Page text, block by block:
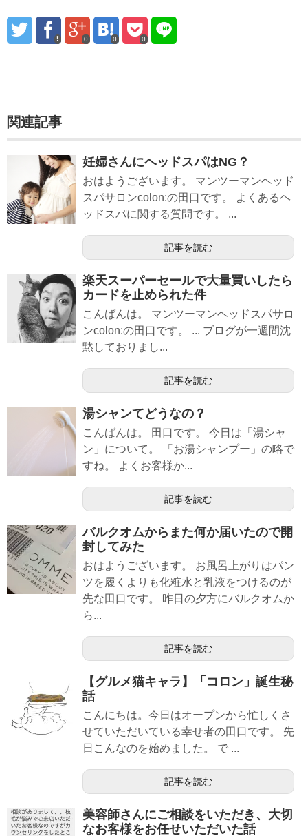
0 0 0
関連記事
妊婦さんにヘッドスパはNG？
おはようございます。 マンツーマンヘッド
スパサロンcolon:の田口です。 よくあるヘ
ッドスパに関する質問です。 ...
記事を読む
楽天スーパーセールで大量買いしたら
カードを止められた件
こんばんは。 マンツーマンヘッドスパサロ
ンcolon:の田口です。 ... ブログが一週間沈
黙しておりまし...
記事を読む
湯シャンてどうなの？
こんばんは。 田口です。 今日は「湯シャ
ン」について。 「お湯シャンプー」の略で
すね。 よくお客様か...
記事を読む
バルクオムからまた何か届いたので開
封してみた
おはようございます。 お風呂上がりはパン
ツを履くよりも化粧水と乳液をつけるのが
先な田口です。 昨日の夕方にバルクオムか
ら...
記事を読む
【グルメ猫キャラ】「コロン」誕生秘
話
こんにちは。今日はオープンから忙しくさ
せていただいている幸せ者の田口です。 先
日こんなのを始めました。 で ...
記事を読む
美容師さんにご相談をいただき、大切
なお客様をお任せいただいた話